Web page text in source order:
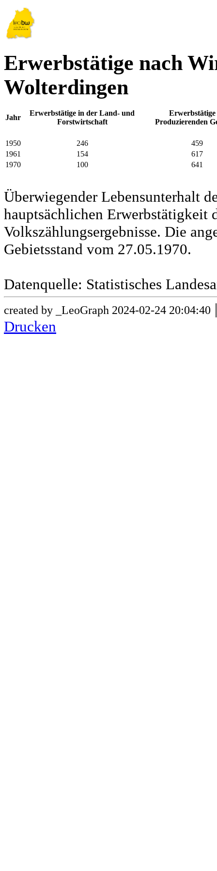
Erwerbstätige nach
Wolterdingen
Jahr
Erwerbstätige in der Land- und
Forstwirtschaft
Erwerbstätige
Produzierenden
1950 246
459
1961
154
617
1970
100 641
Überwiegender Lebensunterhalt
hauptsächlichen Erwerbstätigkeit
Volkszählungsergebnisse. Die
Gebietsstand vom 27.05.1970.
Datenquelle: Statistisches
created by _LeoGraph 2024-02-24 20:04:40
Drucken